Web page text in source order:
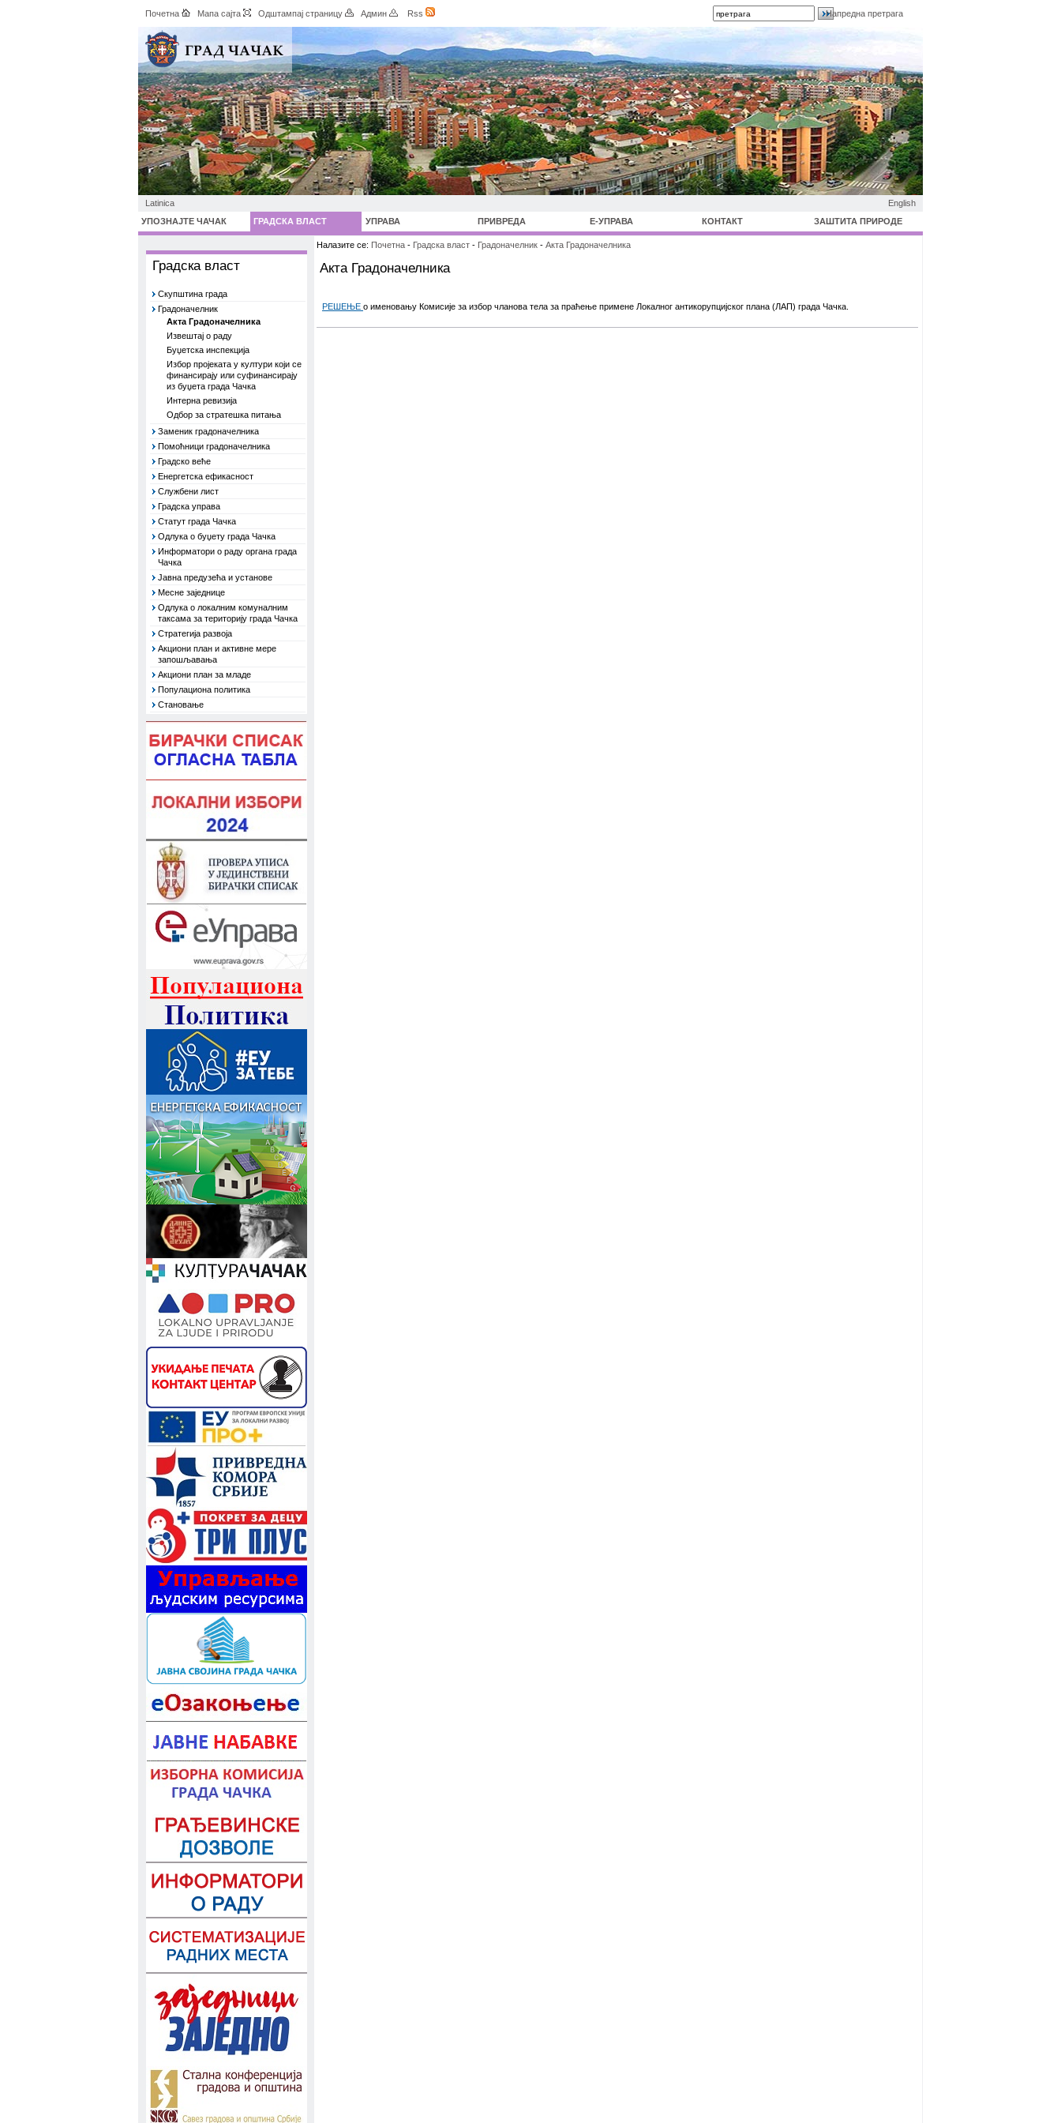
Почетна Мапа сајта Одштампај страницу Админ Rss Напредна претрага
Latinica
English
УПОЗНАЈТЕ ЧАЧАК
ГРАДСКА ВЛАСТ УПРАВА ПРИВРЕДА Е-УПРАВА КОНТАКТ ЗАШТИТА ПРИРОДЕ
Градска власт
Скупштина града
Градоначелник
Акта Градоначелника
Извештај о раду
Буџетска инспекција
Избор пројеката у култури који се
финансирају или суфинансирају
из буџета града Чачка
Интерна ревизија
Одбор за стратешка питања
Заменик градоначелника
Помоћници градоначелника
Градско веће
Енергетска ефикасност
Службени лист
Градска управа
Статут града Чачка
Одлука о буџету града Чачка
Информатори о раду органа града
Чачка
Јавна предузећа и установе
Месне заједнице
Одлука о локалним комуналним
таксама за територију града Чачка
Стратегија развоја
Акциони план и активне мере
запошљавања
Акциони план за младе
Популациона политика
Становање
Налазите се: Почетна - Градска власт - Градоначелник - Акта Градоначелника
Акта Градоначелника
РЕШЕЊЕ о именовању Комисије за избор чланова тела за праћење примене Локалног антикорупцијског плана (ЛАП) града Чачка.